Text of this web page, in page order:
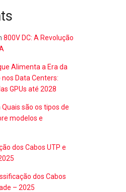
800V DC: A Revolução
Alimenta a Era da
nos Data Centers:
GPUs até 2028
Quais são os tipos de
modelos e
dos Cabos UTP e
dos Cabos
– 2025